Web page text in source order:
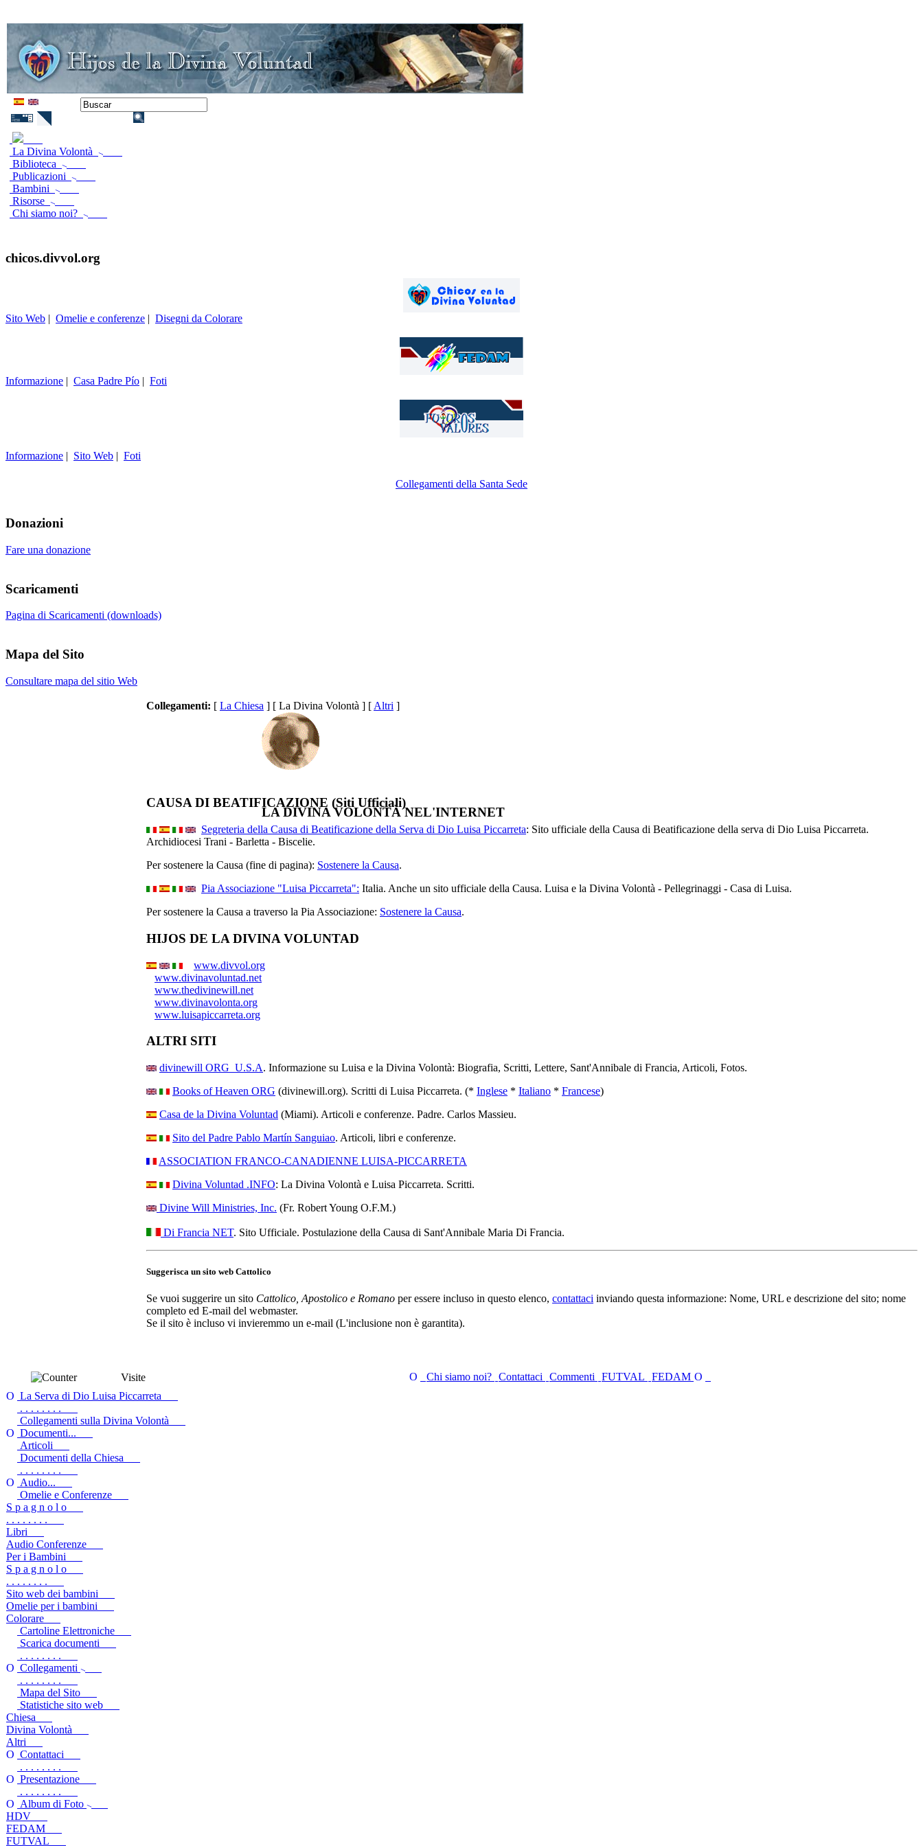
La Divina Volontà
Biblioteca
Publicazioni
Bambini
Risorse
Chi siamo noi?
chicos.divvol.org
Sito Web | Omelie e conferenze | Disegni da Colorare
Informazione | Casa Padre Pío | Foti
Informazione | Sito Web | Foti
Collegamenti della Santa Sede
Donazioni
Fare una donazione
Scaricamenti
Pagina di Scaricamenti (downloads)
Mapa del Sito
Consultare mapa del sitio Web
Collegamenti: [ La Chiesa ] [ La Divina Volontà ] [ Altri ]
LA DIVINA VOLONTÀ NEL'INTERNET
CAUSA DI BEATIFICAZIONE (Siti Ufficiali)
Segreteria della Causa di Beatificazione della Serva di Dio Luisa Piccarreta: Sito ufficiale della Causa di Beatificazione della serva di Dio Luisa Piccarreta.
Archidiocesi Trani - Barletta - Biscelie.
Per sostenere la Causa (fine di pagina): Sostenere la Causa.
Pia Associazione "Luisa Piccarreta": Italia. Anche un sito ufficiale della Causa. Luisa e la Divina Volontà - Pellegrinaggi - Casa di Luisa.
Per sostenere la Causa a traverso la Pia Associazione: Sostenere la Causa.
HIJOS DE LA DIVINA VOLUNTAD
www.divvol.org
www.divinavoluntad.net
www.thedivinewill.net
www.divinavolonta.org
www.luisapiccarreta.org
ALTRI SITI
divinewill ORG U.S.A. Informazione su Luisa e la Divina Volontà: Biografia, Scritti, Lettere, Sant'Annibale di Francia, Articoli, Fotos.
Books of Heaven ORG (divinewill.org). Scritti di Luisa Piccarreta. (* Inglese * Italiano * Francese)
Casa de la Divina Voluntad (Miami). Articoli e conferenze. Padre. Carlos Massieu.
Sito del Padre Pablo Martín Sanguiao. Articoli, libri e conferenze.
ASSOCIATION FRANCO-CANADIENNE LUISA-PICCARRETA
Divina Voluntad .INFO: La Divina Volontà e Luisa Piccarreta. Scritti.
Divine Will Ministries, Inc. (Fr. Robert Young O.F.M.)
Di Francia NET. Sito Ufficiale. Postulazione della Causa di Sant'Annibale Maria Di Francia.
Suggerisca un sito web Cattolico
Se vuoi suggerire un sito Cattolico, Apostolico e Romano per essere incluso in questo elenco, contattaci inviando questa informazione: Nome, URL e descrizione del sito; nome
completo ed E-mail del webmaster.
Se il sito è incluso vi invieremmo un e-mail (L'inclusione non è garantita).
Visite Chi siamo noi? Contattaci Commenti FUTVAL
FEDAM
La Serva di Dio Luisa Piccarreta
. . . . . . . .
Collegamenti sulla Divina Volontà
Documenti...
Articoli
Documenti della Chiesa
. . . . . . . .
Audio...
Omelie e Conferenze
S p a g n o l o
. . . . . . . .
Libri
Audio Conferenze
Per i Bambini
S p a g n o l o
. . . . . . . .
Sito web dei bambini
Omelie per i bambini
Colorare
Cartoline Elettroniche
Scarica documenti
. . . . . . . .
Collegamenti
. . . . . . . .
Mapa del Sito
Statistiche sito web
Chiesa
Divina Volontà
Altri
Contattaci
. . . . . . . .
Presentazione
. . . . . . . .
Album di Foto
HDV
FEDAM
FUTVAL